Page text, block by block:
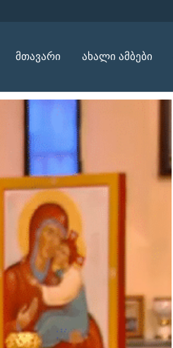
მთავარი ახალი ამბები